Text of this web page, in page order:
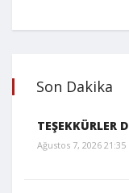
Son Dakika
TEŞEKKÜRLER
Ağustos 7, 2026 21:35